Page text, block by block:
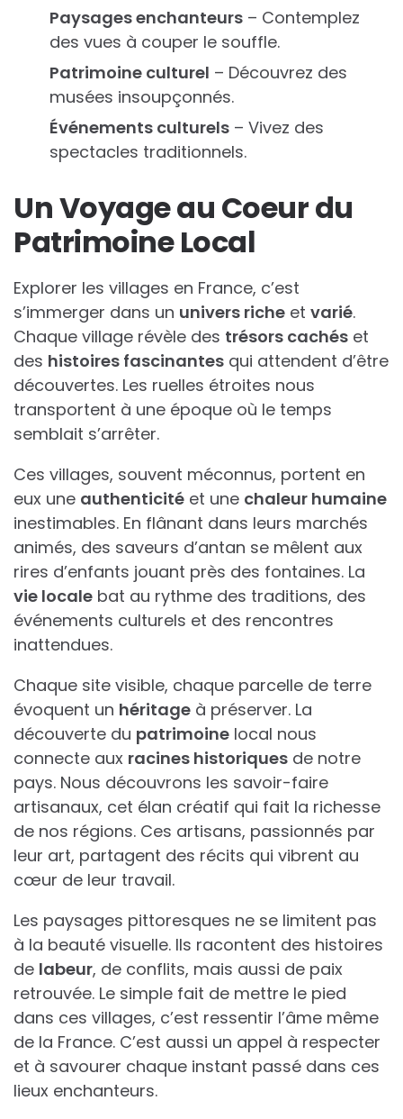
Paysages enchanteurs – Contemplez
des vues à couper le souffle.
Patrimoine culturel – Découvrez des
musées insoupçonnés.
Événements culturels – Vivez des
spectacles traditionnels.
Un Voyage au Coeur du
Patrimoine Local
Explorer les villages en France, c’est
s’immerger dans un univers riche et varié.
Chaque village révèle des trésors cachés et
des histoires fascinantes qui attendent d’être
découvertes. Les ruelles étroites nous
transportent à une époque où le temps
semblait s’arrêter.
Ces villages, souvent méconnus, portent en
eux une authenticité et une chaleur humaine
inestimables. En flânant dans leurs marchés
animés, des saveurs d’antan se mêlent aux
rires d’enfants jouant près des fontaines. La
vie locale bat au rythme des traditions, des
événements culturels et des rencontres
inattendues.
Chaque site visible, chaque parcelle de terre
évoquent un héritage à préserver. La
découverte du patrimoine local nous
connecte aux racines historiques de notre
pays. Nous découvrons les savoir-faire
artisanaux, cet élan créatif qui fait la richesse
de nos régions. Ces artisans, passionnés par
leur art, partagent des récits qui vibrent au
cœur de leur travail.
Les paysages pittoresques ne se limitent pas
à la beauté visuelle. Ils racontent des histoires
de labeur, de conflits, mais aussi de paix
retrouvée. Le simple fait de mettre le pied
dans ces villages, c’est ressentir l’âme même
de la France. C’est aussi un appel à respecter
et à savourer chaque instant passé dans ces
lieux enchanteurs.